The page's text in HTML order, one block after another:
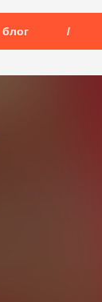
блог /